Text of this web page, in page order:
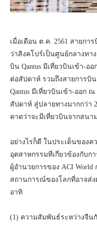
เมื่อเดือน ต.ค. 2561 สายกา
ว่าสิงคโปร์เป็นศูนย์กลางทา
บิน Qantus มีเที่ยวบินเข้า-อ
ต่อสัปดาห์ รวมถึงสายการบิ
Qantus มีเที่ยวบินเข้า-ออก
สัปดาห์ สู่ปลายทางมากกว่า
คาดว่าจะมีเที่ยวบินจากสนา
อย่างไรก็ดี ในประเด็นของค
อุตสาหกรรมที่เกี่ยวข้องกับก
ผู้อำนวยการของ ACI
สถานการณ์ของโลกที่อาจส่
อาทิ
(1) ความสัมพันธ์ระหว่างจีนกั